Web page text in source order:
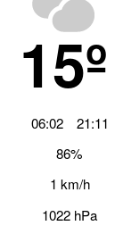
15º
06:02
21:11
86%
1 km/h
1022 hPa